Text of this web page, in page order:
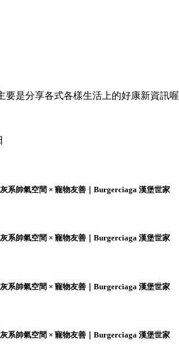
要是分享各式各樣生活上的好康新資訊喔
系帥氣空間 × 寵物友善｜Burgerciaga 漢堡世家
系帥氣空間 × 寵物友善｜Burgerciaga 漢堡世家
系帥氣空間 × 寵物友善｜Burgerciaga 漢堡世家
系帥氣空間 × 寵物友善｜Burgerciaga 漢堡世家